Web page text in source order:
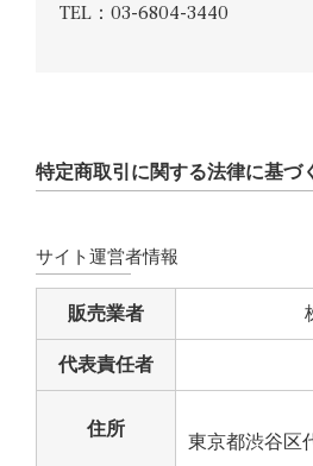
TEL：03-6804-3440
特定商取引に関する法律に基づ
サイト運営者情報
販売業者
代表責任者
住所
東京都渋谷区